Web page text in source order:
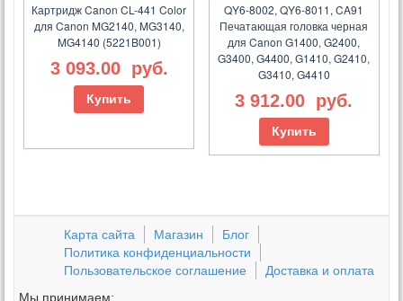
Картридж Canon CL-441 Color
для Canon MG2140, MG3140,
MG4140 (5221B001)
3 093.00 руб.
Купить
QY6-8002, QY6-8011, CA91
Печатающая головка черная
для Canon G1400, G2400,
G3400, G4400, G1410, G2410,
G3410, G4410
3 912.00 руб.
Купить
Карта сайта Магазин
Блог
Политика конфиденциальности
Пользовательское соглашение
Доставка и оплата
Мы принимаем: